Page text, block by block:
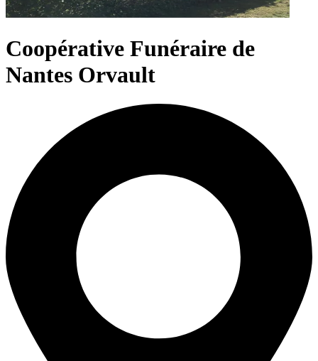
Coopérative Funéraire de
Nantes Orvault